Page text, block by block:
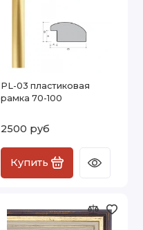
PL-03 пластиковая
рамка 70-100
2500 руб
Купить